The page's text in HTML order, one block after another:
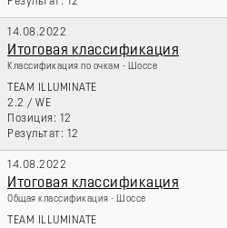
14.08.2022
Итоговая классификация
Классификация по очкам - Шоссе
TEAM ILLUMINATE
2.2 / WE
12
12
14.08.2022
Итоговая классификация
Общая классификация - Шоссе
TEAM ILLUMINATE